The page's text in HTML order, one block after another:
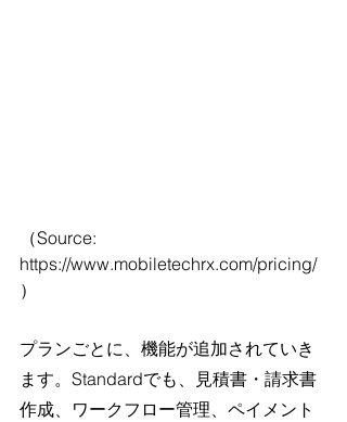
（Source:
https://www.mobiletechrx.com/pricing/
）
プランごとに、機能が追加されていき
ます。Standardでも、見積書・請求書
作成、ワークフロー管理、ペイメント